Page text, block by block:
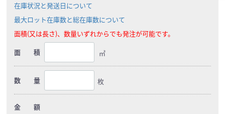
在庫状況と発送日について
最大ロット在庫数と総在庫数について
面積(又は長さ)、数量いずれからでも発注が可能です。
面 積
㎡
数 量 枚
金 額